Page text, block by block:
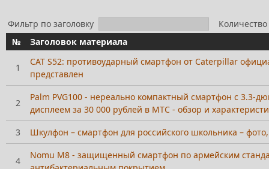
Фильтр по заголовку
№
Заголовок материала
1
CAT S52: противоударный смартфон от Caterpillar
представлен
2
Palm PVG100 - нереально компактный смартфон с 3.3-
дисплеем за 30 000 рублей в МТС - обзор и
3
Шкулфон – смартфон для российского школьника –
4
Nomu M8 - защищенный смартфон по армейским